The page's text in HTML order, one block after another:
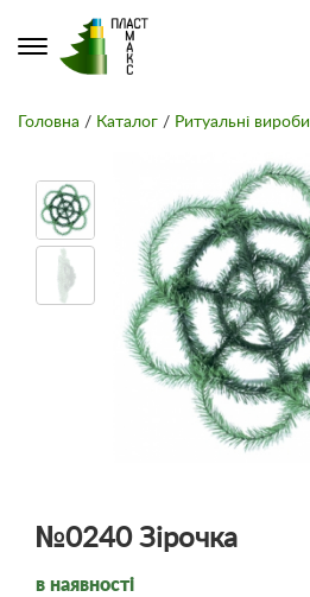
Головна / Каталог / Ритуальні вироби
№0240 Зірочка
в наявності